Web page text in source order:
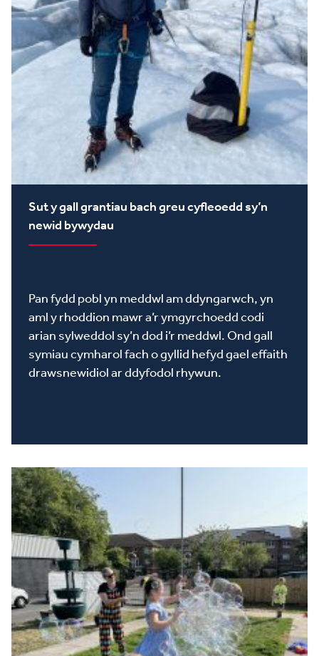
Sut y gall grantiau bach greu cyfleoedd sy’n
newid bywydau
Pan fydd pobl yn meddwl am ddyngarwch, yn
aml y rhoddion mawr a’r ymgyrchoedd codi
arian sylweddol sy’n dod i’r meddwl. Ond gall
symiau cymharol fach o gyllid hefyd gael effaith
drawsnewidiol ar ddyfodol rhywun.